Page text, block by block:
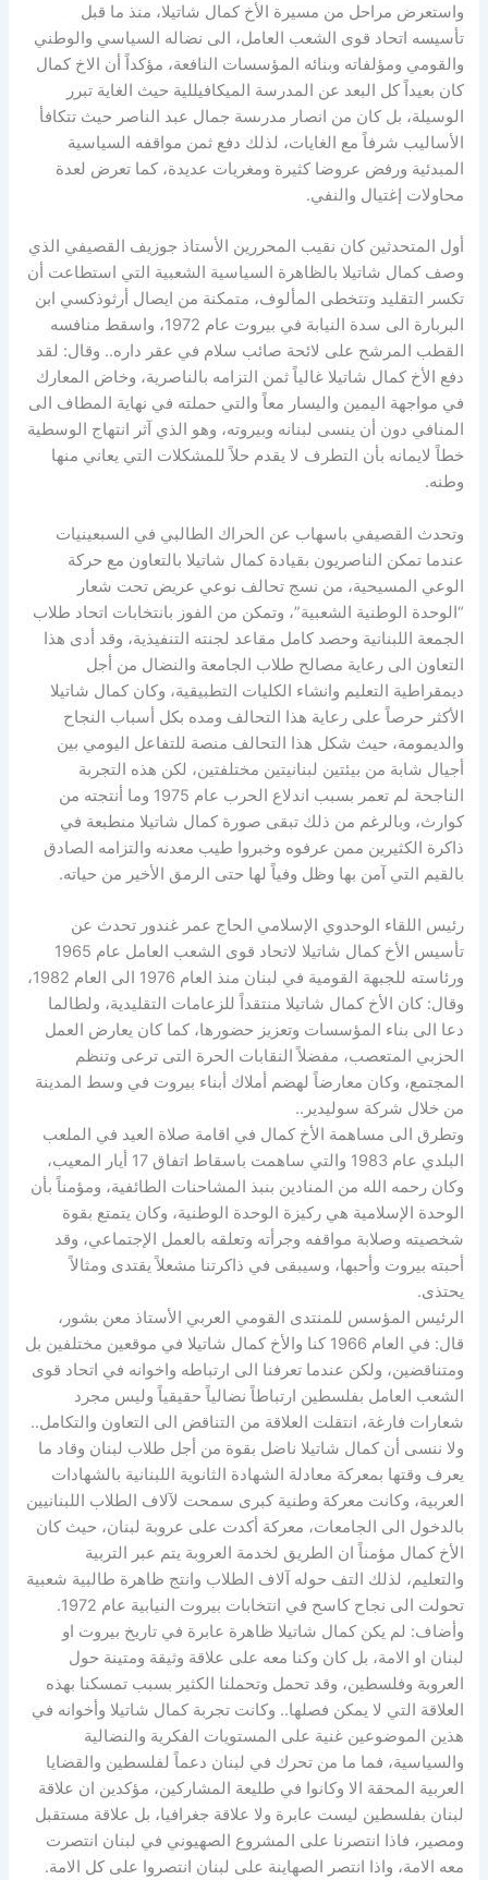
واستعرض مراحل من مسيرة الأخ كمال شاتيلا، منذ ما قبل
تأسيسه اتحاد قوى الشعب العامل، الى نضاله السياسي والوطني
والقومي ومؤلفاته وبنائه المؤسسات النافعة، مؤكداً أن الاخ كمال
كان بعيداً كل البعد عن المدرسة الميكافيللية حيث الغاية تبرر
الوسيلة، بل كان من انصار مدرىسة جمال عبد الناصر حيث تتكافأ
الأساليب شرفاً مع الغايات، لذلك دفع ثمن مواقفه السياسية
المبدئية ورفض عروضا كثيرة ومغريات عديدة، كما تعرض لعدة
محاولات إغتيال والنفي.
أول المتحدثين كان نقيب المحررين الأستاذ جوزيف القصيفي الذي
وصف كمال شاتيلا بالظاهرة السياسية الشعبية التي استطاعت أن
تكسر التقليد وتتخطى المألوف، متمكنة من ايصال أرثوذكسي ابن
البربارة الى سدة النيابة في بيروت عام 1972، واسقط منافسه
القطب المرشح على لائحة صائب سلام في عقر داره.. وقال: لقد
دفع الأخ كمال شاتيلا غالياً ثمن التزامه بالناصرية، وخاض المعارك
في مواجهة اليمين واليسار معاً والتي حملته في نهاية المطاف الى
المنافي دون أن ينسى لبنانه وبيروته، وهو الذي آثر انتهاج الوسطية
خطاً لايمانه بأن التطرف لا يقدم حلاً للمشكلات التي يعاني منها
وطنه.
وتحدث القصيفي باسهاب عن الحراك الطالبي في السبعينيات
عندما تمكن الناصريون بقيادة كمال شاتيلا بالتعاون مع حركة
الوعي المسيحية، من نسج تحالف نوعي عريض تحت شعار
“الوحدة الوطنية الشعبية”، وتمكن من الفوز بانتخابات اتحاد طلاب
الجمعة اللبنانية وحصد كامل مقاعد لجنته التنفيذية، وقد أدى هذا
التعاون الى رعاية مصالح طلاب الجامعة والنضال من أجل
ديمقراطية التعليم وانشاء الكليات التطبيقية، وكان كمال شاتيلا
الأكثر حرصاً على رعاية هذا التحالف ومده بكل أسباب النجاح
والديمومة، حيث شكل هذا التحالف منصة للتفاعل اليومي بين
أجيال شابة من بيئتين لبنانيتين مختلفتين، لكن هذه التجربة
الناجحة لم تعمر بسبب اندلاع الحرب عام 1975 وما أنتجته من
كوارث، وبالرغم من ذلك تبقى صورة كمال شاتيلا منطبعة في
ذاكرة الكثيرين ممن عرفوه وخبروا طيب معدنه والتزامه الصادق
بالقيم التي آمن بها وظل وفياً لها حتى الرمق الأخير من حياته.
رئيس اللقاء الوحدوي الإسلامي الحاج عمر غندور تحدث عن
تأسيس الأخ كمال شاتيلا لاتحاد قوى الشعب العامل عام 1965
ورئاسته للجبهة القومية في لبنان منذ العام 1976 الى العام 1982،
وقال: كان الأخ كمال شاتيلا منتقداً للزعامات التقليدية، ولطالما
دعا الى بناء المؤسسات وتعزيز حضورها، كما كان يعارض العمل
الحزبي المتعصب، مفضلاً النقابات الحرة التى ترعى وتنظم
المجتمع، وكان معارضاً لهضم أملاك أبناء بيروت في وسط المدينة
من خلال شركة سوليدير..
وتطرق الى مساهمة الأخ كمال في اقامة صلاة العيد في الملعب
البلدي عام 1983 والتي ساهمت باسقاط اتفاق 17 أيار المعيب،
وكان رحمه الله من المنادين بنبذ المشاحنات الطائفية، ومؤمناً بأن
الوحدة الإسلامية هي ركيزة الوحدة الوطنية، وكان يتمتع بقوة
شخصيته وصلابة مواقفه وجرأته وتعلقه بالعمل الإجتماعي، وقد
أحبته بيروت وأحبها، وسيبقى في ذاكرتنا مشعلاً يقتدى ومثالاً
يحتذى.
الرئيس المؤسس للمنتدى القومي العربي الأستاذ معن بشور،
قال: في العام 1966 كنا والأخ كمال شاتيلا في موقعين مختلفين بل
ومتناقضين، ولكن عندما تعرفنا الى ارتباطه واخوانه في اتحاد قوى
الشعب العامل بفلسطين ارتباطاً نضالياً حقيقياً وليس مجرد
شعارات فارغة، انتقلت العلاقة من التناقض الى التعاون والتكامل..
ولا ننسى أن كمال شاتيلا ناضل بقوة من أجل طلاب لبنان وقاد ما
يعرف وقتها بمعركة معادلة الشهادة الثانوية اللبنانية بالشهادات
العربية، وكانت معركة وطنية كبرى سمحت لآلاف الطلاب اللبنانيين
بالدخول الى الجامعات، معركة أكدت على عروبة لبنان، حيث كان
الأخ كمال مؤمناً ان الطريق لخدمة العروبة يتم عبر التربية
والتعليم، لذلك التف حوله آلاف الطلاب وانتج ظاهرة طالبية شعبية
تحولت الى نجاح كاسح في انتخابات بيروت النيابية عام 1972.
وأضاف: لم يكن كمال شاتيلا ظاهرة عابرة في تاريخ بيروت او
لبنان او الامة، بل كان وكنا معه على علاقة وثيقة ومتينة حول
العروبة وفلسطين، وقد تحمل وتحملنا الكثير بسبب تمسكنا بهذه
العلاقة التي لا يمكن فصلها.. وكانت تجربة كمال شاتيلا وأخوانه في
هذين الموضوعين غنية على المستويات الفكرية والنضالية
والسياسية، فما ما من تحرك في لبنان دعماً لفلسطين والقضايا
العربية المحقة الا وكانوا في طليعة المشاركين، مؤكدين ان علاقة
لبنان بفلسطين ليست عابرة ولا علاقة جغرافيا، بل علاقة مستقبل
ومصير، فاذا انتصرنا على المشروع الصهيوني في لبنان انتصرت
معه الامة، واذا انتصر الصهاينة على لبنان انتصروا على كل الامة.